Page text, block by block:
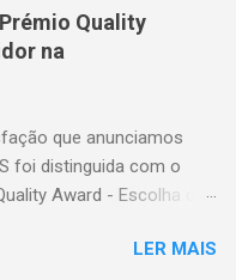
Quality
na
que anunciamos
foi distinguida com o
Award - Escolha do
e Adolescentes!
LER MAIS